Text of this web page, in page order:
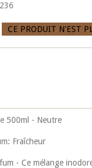
236
CE PRODUIT N'EST
500ml - Neutre
Fraîcheur
- Ce mélange